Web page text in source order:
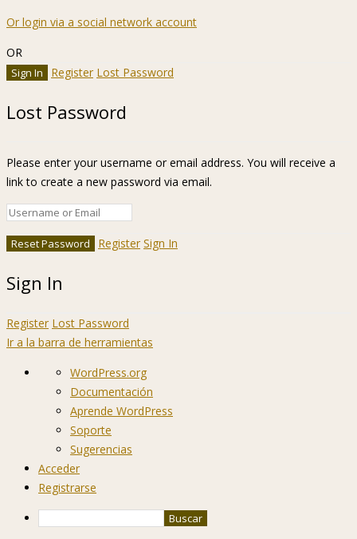
Or login via a social network account
OR
Register Lost Password
Lost Password
Please enter your username or email address. You will receive a
link to create a new password via email.
Register Sign In
Sign In
Register Lost Password
Ir a la barra de herramientas
Acerca
WordPress
WordPress.org
Documentación
Aprende WordPress
Soporte
Sugerencias
Acceder
Registrarse
Buscar